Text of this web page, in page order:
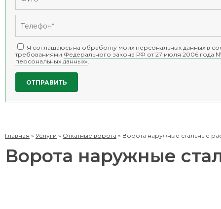
Я соглашаюсь на обработку моих персональных данных в
требованиями Федерального закона РФ от 27 июля 2006 года
персональных данных».
Главная » Услуги » Откатные ворота » Ворота наружные стальные
Ворота наружные